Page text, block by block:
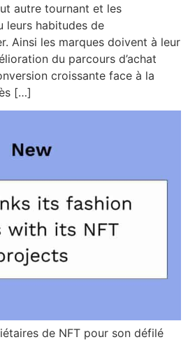
autre tournant et les
leurs habitudes de
Ainsi les marques doivent à leur
du parcours d’achat
croissante face à la
[…]
de NFT pour son défilé